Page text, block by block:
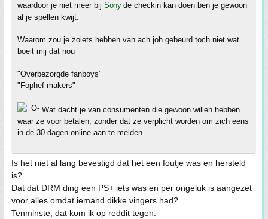
waardoor je niet meer bij Sonyde checkin kan doen ben je gewoon
al je spellen kwijt.
Waarom zou je zoiets hebben van ach joh gebeurd toch niet wat
boeit mij dat nou
"Overbezorgde fanboys"
"Fophef makers"
Wat dacht je van consumenten die gewoon willen hebben
waar ze voor betalen, zonder dat ze verplicht worden om zich eens
in de 30 dagen online aan te melden.
Is het niet al lang bevestigd dat het een foutje was en hersteld
is?
Dat dat DRM ding een PS+ iets was en per ongeluk is aangezet
voor alles omdat iemand dikke vingers had?
Tenminste, dat kom ik op reddit tegen.